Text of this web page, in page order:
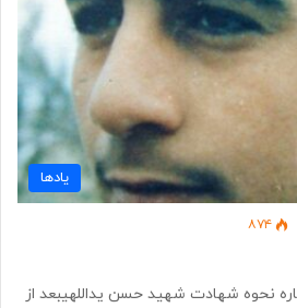
یادها
۸۷۴
نحوه شهادت شهید حسن یداللهیبعد از